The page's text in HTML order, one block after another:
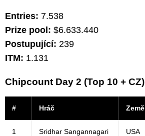
Entries: 7.538
Prize pool: $6.633.440
Postupující: 239
ITM: 1.131
Chipcount Day 2 (Top 10 + CZ)
# Hráč Země
1 Sridhar Sangannagari USA